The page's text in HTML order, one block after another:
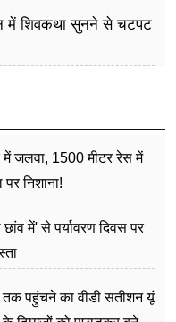
में शिवकथा सुनने से चटपट
जलवा, 1500 मीटर रेस में
निशाना!
में' से पर्यावरण दिवस पर
तक पहुंचने का वीडी सतीशन यूं